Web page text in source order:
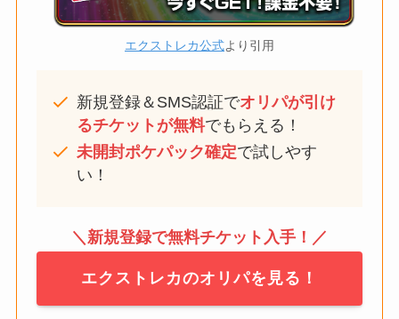
エクストレカ公式より引用
新規登録＆SMS認証でオリパが引け
るチケットが無料でもらえる！
未開封ポケパック確定で試しやす
い！
＼新規登録で無料チケット入手！／
エクストレカのオリパを見る！